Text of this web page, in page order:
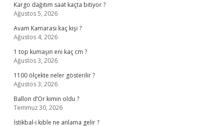
Kargo dağıtım saat kaçta bitiyor ?
Ağustos 5, 2026
Avam Kamarası kaç kişi ?
Ağustos 4, 2026
1 top kumaşın eni kaç cm ?
Ağustos 3, 2026
1100 ölçekte neler gösterilir ?
Ağustos 3, 2026
Ballon d’Or kimin oldu ?
Temmuz 30, 2026
İstikbal-i kıble ne anlama gelir ?